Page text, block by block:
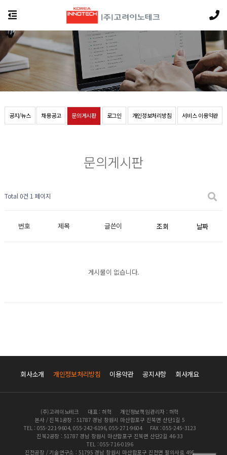
공지/뉴스 채용공고 문의게시판 로그인 개인정보처리방침 서비스 이용약관
문의게시판
Total 0건 1 페이지
번호 제목 글쓴이 조회 날짜
게시물이 없습니다.
회사소개 개인정보처리방침 이용약관 공지사항 회사개요
(주)고려이노테크 대표 : 허혁
개인정보책임관리자 : 허혁
본사 / 진북1공장 : 51787 경남 창원시 마산합포구 진북면 산단1길 5
TEL : 055-221-9604, 055-242-6196, 055-271-9604
FAX : 055-245-3123
진북2공장 : 51787 경남 창원시 마산합포구 진북면 산단2길 46-33
TEL : 055-716-0196
진전공장 / 기술연구소 : 51795 경남 창원시 마산합포구 진전면 팔의사로 495